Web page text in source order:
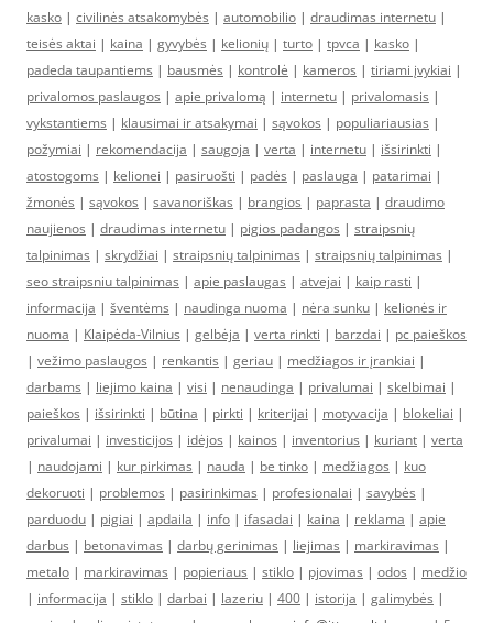
kasko | civilinės atsakomybės | automobilio | draudimas internetu |
teisės aktai | kaina | gyvybės | kelionių | turto | tpvca | kasko |
padeda taupantiems | bausmės | kontrolė | kameros | tiriami įvykiai |
privalomos paslaugos | apie privalomą | internetu | privalomasis |
vykstantiems | klausimai ir atsakymai | sąvokos | populiariausias |
požymiai | rekomendacija | saugoja | verta | internetu | išsirinkti |
atostogoms | kelionei | pasiruošti | padės | paslauga | patarimai |
žmonės | sąvokos | savanoriškas | brangios | paprasta | draudimo
naujienos | draudimas internetu | pigios padangos | straipsnių
talpinimas | skrydžiai | straipsnių talpinimas | straipsnių talpinimas |
seo straipsniu talpinimas | apie paslaugas | atvejai | kaip rasti |
informacija | šventėms | naudinga nuoma | nėra sunku | kelionės ir
nuoma | Klaipėda-Vilnius | gelbėja | verta rinkti | barzdai | pc paieškos
| vežimo paslaugos | renkantis | geriau | medžiagos ir įrankiai |
darbams | liejimo kaina | visi | nenaudinga | privalumai | skelbimai |
paieškos | išsirinkti | būtina | pirkti | kriterijai | motyvacija | blokeliai |
privalumai | investicijos | idėjos | kainos | inventorius | kuriant | verta
| naudojami | kur pirkimas | nauda | be tinko | medžiagos | kuo
dekoruoti | problemos | pasirinkimas | profesionalai | savybės |
parduodu | pigiai | apdaila | info | ifasadai | kaina | reklama | apie
darbus | betonavimas | darbų gerinimas | liejimas | markiravimas |
metalo | markiravimas | popieriaus | stiklo | pjovimas | odos | medžio
| informacija | stiklo | darbai | lazeriu | 400 | istorija | galimybės |